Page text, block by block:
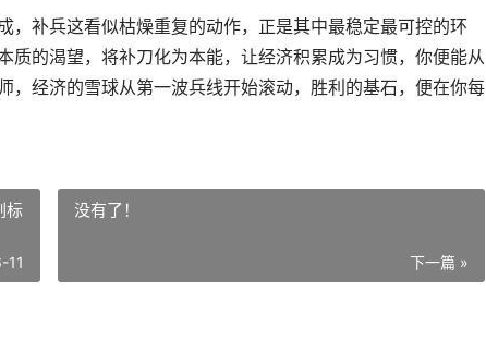
，补兵这看似枯燥重复的动作，正是其中最稳定最可控的环
质的渴望，将补刀化为本能，让经济积累成为习惯，你便能从
，经济的雪球从第一波兵线开始滚动，胜利的基石，便在你每
标
11
没有了！
下一篇 »